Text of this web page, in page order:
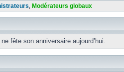
Modérateurs globaux
fête son anniversaire aujourd’hui.